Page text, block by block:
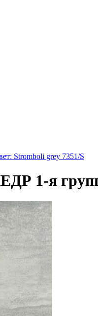
Stromboli grey 7351/S
1-я